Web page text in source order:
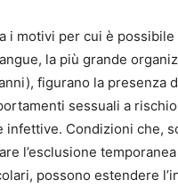
i motivi per cui è
la più grande
figurano la presenza
sessuali a
Condizioni che,
l’esclusione temporanea
possono estendere